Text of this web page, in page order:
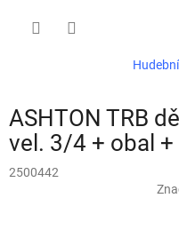
ASHTON TRB
vel. 3/4 + obal +
2500442